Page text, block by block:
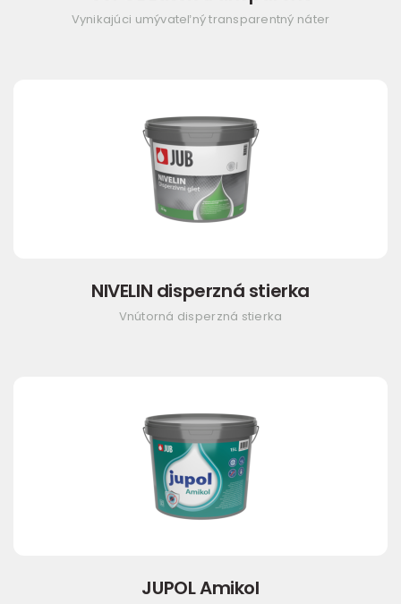
Vynikajúci umývateľný transparentný náter
NIVELIN disperzná stierka
Vnútorná disperzná stierka
JUPOL Amikol